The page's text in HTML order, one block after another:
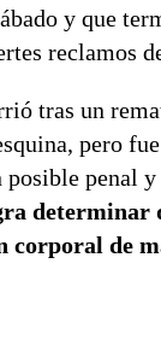
y que
reclamos
tras un
pero
penal
determinar
corporal de